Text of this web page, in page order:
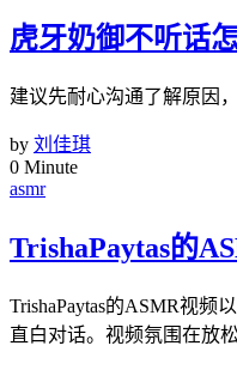
虎牙奶御不听话怎
建议先耐心沟通了解原因
by 刘佳琪
0 Minute
asmr
TrishaPaytas的
TrishaPaytas的ASMR视
直白对话。视频氛围在放